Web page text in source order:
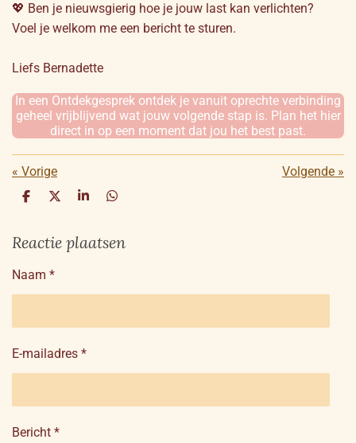
💖 Ben je nieuwsgierig hoe je jouw last kan verlichten?
Voel je welkom me een bericht te sturen.
Liefs Bernadette
In een Ontdekgesprek ontdek je vanuit oprechte verbinding
geheel vrijblijvend wat jouw volgende stap is. Plan het hier
direct in op een moment dat jou het best past.
« Vorige Volgende »
D
e
n
D
l
S
r
e
D
e
n
Reactie plaatsen
Naam *
E-mailadres *
Bericht *